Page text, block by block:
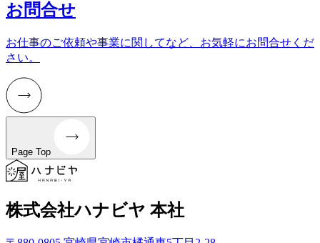
お問合せ
お仕事のご依頼や事業に関してなど、お気軽にお問合せくだ
さい。
Page Top
株式会社ハナビヤ 本社